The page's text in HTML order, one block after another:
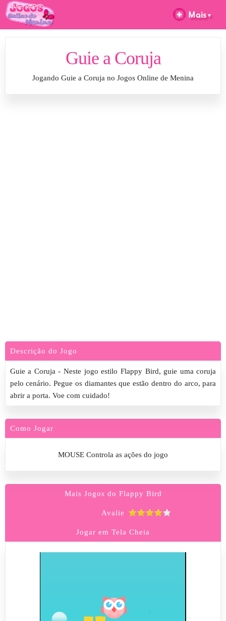
Guie a Coruja
Jogando Guie a Coruja no Jogos Online de Menina
Descrição do Jogo
Guie a Coruja - Neste jogo estilo Flappy Bird, guie uma coruja
pelo cenário. Pegue os diamantes que estão dentro do arco, para
abrir a porta. Voe com cuidado!
Como Jogar
MOUSE Controla as ações do jogo
Mais Jogos do Flappy Bird
Avalie
Jogar em Tela Cheia